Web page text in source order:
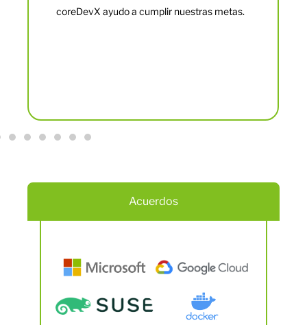
coreDevX ayudo a cumplir nuestras metas.
Acuerdos